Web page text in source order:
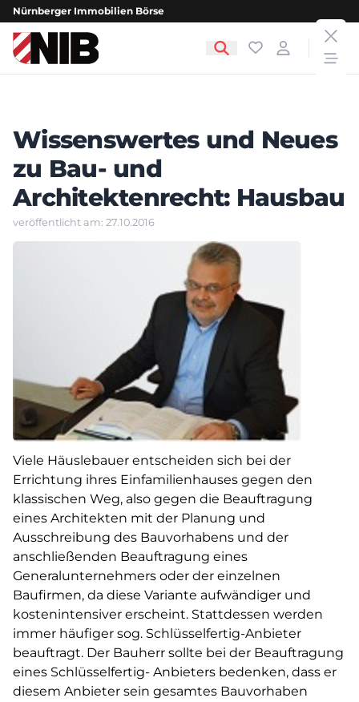
Nürnberger Immobilien Börse
NIB - Nürnberger Immobilien Börse Favoriten
Login
Wissenswertes und Neues
zu Bau- und
Architektenrecht: Hausbau
veröffentlicht am: 27.10.2016
Viele Häuslebauer entscheiden sich bei der
Errichtung ihres Einfamilienhauses gegen den
klassischen Weg, also gegen die Beauftragung
eines Architekten mit der Planung und
Ausschreibung des Bauvorhabens und der
anschließenden Beauftragung eines
Generalunternehmers oder der einzelnen
Baufirmen, da diese Variante aufwändiger und
kostenintensiver erscheint. Stattdessen werden
immer häufiger sog. Schlüsselfertig-Anbieter
beauftragt. Der Bauherr sollte bei der Beauftragung
eines Schlüsselfertig- Anbieters bedenken, dass er
diesem Anbieter sein gesamtes Bauvorhaben